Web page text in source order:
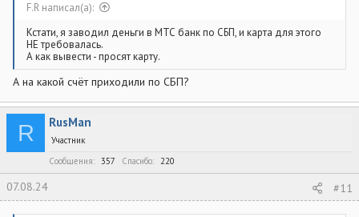
F.R написал(а):
Кстати, я заводил деньги в МТС банк по СБП, и карта для этого
НЕ требовалась.
А как вывести - просят карту.
А на какой счёт приходили по СБП?
R RusMan
Участник
Сообщения
357 Спасибо 220
07.08.24 #11